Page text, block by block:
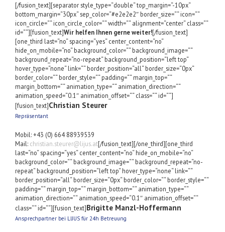
[/fusion_text][separator style_type=“double“ top_margin=“-10px“
bottom_margin=“30px“ sep_color=“#e2e2e2″ border_size=““ icon=““
icon_circle=““ icon_circle_color=““ width=““ alignment=“center“ class=““
id=““][fusion_text]Wir helfen Ihnen gerne weiter![/fusion_text]
[one_third last=“no“ spacing=“yes“ center_content=“no“
hide_on_mobile=“no“ background_color=““ background_image=““
background_repeat=“no-repeat“ background_position=“left top“
hover_type=“none“ link=““ border_position=“all“ border_size=“0px“
border_color=““ border_style=““ padding=““ margin_top=““
margin_bottom=““ animation_type=““ animation_direction=““
animation_speed=“0.1″ animation_offset=““ class=““ id=““]
[fusion_text]Christian Steurer
Repräsentant
Mobil: +43 (0) 664 88939539
Mail: christian.steurer@lijus.at[/fusion_text][/one_third][one_third
last=“no“ spacing=“yes“ center_content=“no“ hide_on_mobile=“no“
background_color=““ background_image=““ background_repeat=“no-
repeat“ background_position=“left top“ hover_type=“none“ link=““
border_position=“all“ border_size=“0px“ border_color=““ border_style=““
padding=““ margin_top=““ margin_bottom=““ animation_type=““
animation_direction=““ animation_speed=“0.1″ animation_offset=““
class=““ id=““][fusion_text]Brigitte Manzl-Hoffermann
Ansprechpartner bei LIJUS für 24h Betreuung